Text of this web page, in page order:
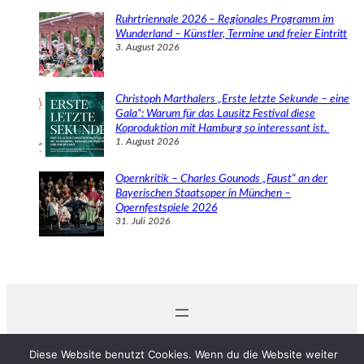
Ruhrtriennale 2026 – Regionales Programm im
Wunderland – Künstler, Termine und freier Eintritt
3. August 2026
Christoph Marthalers „Erste letzte Sekunde – eine
Gala“: Warum für das Lausitz Festival diese
Koproduktion mit Hamburg so interessant ist.
1. August 2026
Opernkritik – Charles Gounods „Faust“ an der
Bayerischen Staatsoper in München –
Opernfestspiele 2026
31. Juli 2026
Diese Website benutzt Cookies. Wenn du die Website weiter